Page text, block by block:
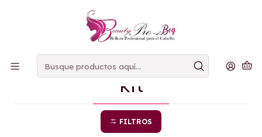
PAGOS
Inicio kit
kit
FILTROS